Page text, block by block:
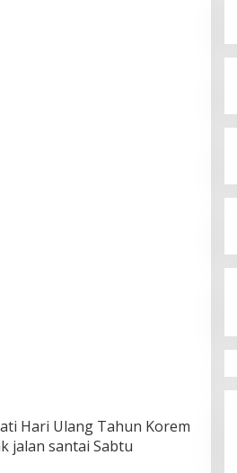
Hari Ulang Tahun Korem
jalan santai Sabtu